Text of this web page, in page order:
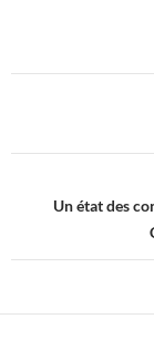
Un état des